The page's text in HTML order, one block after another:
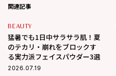
関連記事
BEAUTY
猛暑でも1日中サラサラ肌！夏
のテカリ・崩れをブロックす
る実力派フェイスパウダー3選
2026.07.19